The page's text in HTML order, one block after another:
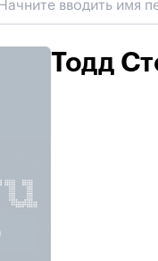
Тодд